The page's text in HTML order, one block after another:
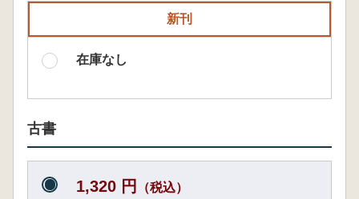
新刊
在庫なし
古書
1,320 円 （税込）